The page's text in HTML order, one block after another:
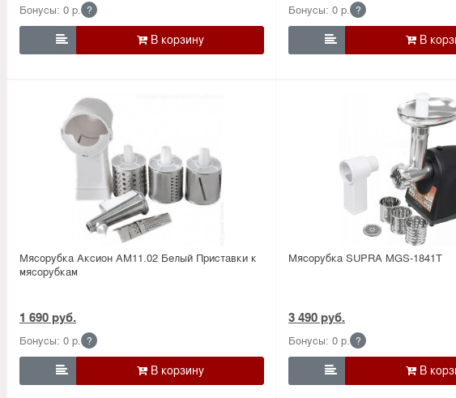
Бонусы: 0 р. ?

Бонусы: 0 р. ?

Мясорубка Аксион АМ11.02 Белый Приставки к
мясорубкам
1 690 руб.
Бонусы: 0 р. ?

Мясорубка SUPRA MGS-1841T
3 490 руб.
Бонусы: 0 р. ?
